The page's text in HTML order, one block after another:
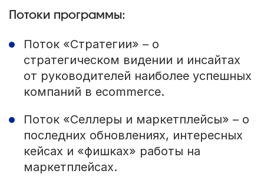
Потоки программы:
Поток «Стратегии» – о
стратегическом видении и инсайтах
от руководителей наиболее успешных
компаний в ecommerce.
Поток «Селлеры и маркетплейсы» – о
последних обновлениях, интересных
кейсах и «фишках» работы на
маркетплейсах.